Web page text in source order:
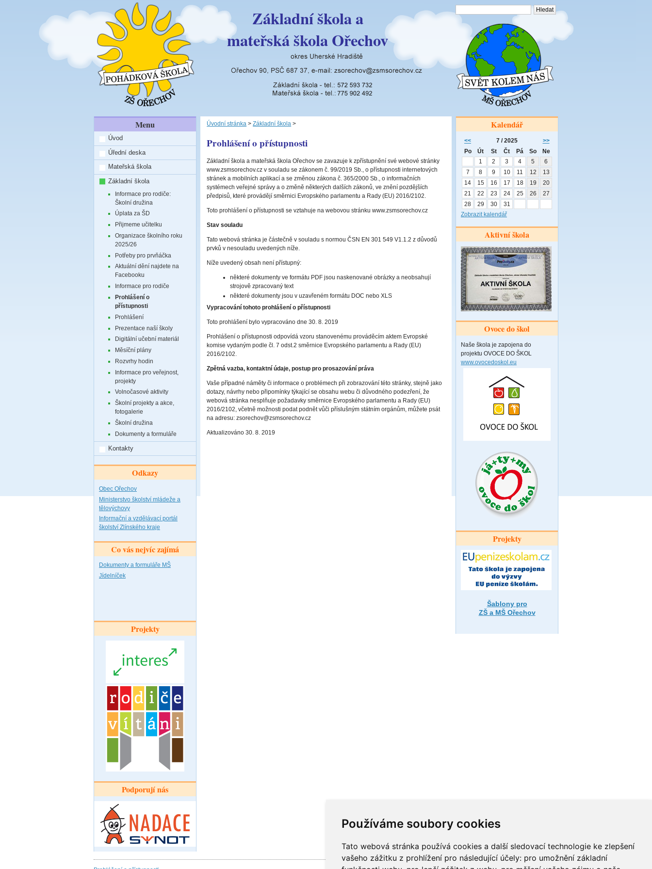
Používáme soubory cookies
Tato webová stránka používá cookies a další sledovací technologie ke zlepšení
vašeho zážitku z prohlížení pro následující účely: pro umožnění základní
Základní škola a
mateřská škola Ořechov
Kalendář
<< 7 / 2025
>>
Po
Út St Čt Pá So
Ne
1
2 3 4 5
6
7
8 9 10 11 12
13
14
15 16 17 18 19
20
21
22 23 24 25 26
27
28
29 30
31
Zobrazit kalendář
Aktivní škola
Ovoce do škol
Naše škola je zapojena do
projektu OVOCE DO ŠKOL
www.ovocedoskol.eu
Projekty
Šablony pro
ZŠ a MŠ Ořechov
Menu
Úvod
Úřední deska
Mateřská škola
Základní škola
Informace pro rodiče:
Školní družina
Úplata za ŠD
Přijmeme učitelku
Organizace školního roku
2025/26
Potřeby pro prvňáčka
Aktuální dění najdete na
Facebooku
Informace pro rodiče
Prohlášení o
přístupnosti
Prohlášení
Prezentace naší školy
Digitální učební materiál
Měsíční plány
Rozvrhy hodin
Informace pro veřejnost,
projekty
Volnočasové aktivity
Školní projekty a akce,
fotogalerie
Školní družina
Dokumenty a formuláře
Kontakty
Odkazy
Obec Ořechov
Ministerstvo školství mládeže a
tělovýchovy
Informační a vzdělávací portál
školství Zlínského kraje
Co vás nejvíc zajímá
Dokumenty a formuláře MŠ
Jídelníček
Projekty
Podporují nás
Úvodní stránka >Základní škola >
Prohlášení o přístupnosti
Základní škola a mateřská škola Ořechov se zavazuje k zpřístupnění své webové stránky
www.zsmsorechov.cz v souladu se zákonem č. 99/2019 Sb., o přístupnosti internetových
stránek a mobilních aplikací a se změnou zákona č. 365/2000 Sb., o informačních
systémech veřejné správy a o změně některých dalších zákonů, ve znění pozdějších
předpisů, které provádějí směrnici Evropského parlamentu a Rady (EU) 2016/2102.
Toto prohlášení o přístupnosti se vztahuje na webovou stránku www.zsmsorechov.cz
Stav souladu
Tato webová stránka je částečně v souladu s normou ČSN EN 301 549 V1.1.2 z důvodů
prvků v nesouladu uvedených níže.
Níže uvedený obsah není přístupný:
některé dokumenty ve formátu PDF jsou naskenované obrázky a neobsahují
strojově zpracovaný text
některé dokumenty jsou v uzavřeném formátu DOC nebo XLS
Vypracování tohoto prohlášení o přístupnosti
Toto prohlášení bylo vypracováno dne 30. 8. 2019
Prohlášení o přístupnosti odpovídá vzoru stanovenému prováděcím aktem Evropské
komise vydaným podle čl. 7 odst.2 směrnice Evropského parlamentu a Rady (EU)
2016/2102.
Zpětná vazba, kontaktní údaje, postup pro prosazování práva
Vaše případné náměty či informace o problémech při zobrazování této stránky, stejně jako
dotazy, návrhy nebo připomínky týkající se obsahu webu či důvodného podezření, že
webová stránka nesplňuje požadavky směrnice Evropského parlamentu a Rady (EU)
2016/2102, včetně možnosti podat podnět vůči příslušným státním orgánům, můžete psát
na adresu: zsorechov@zsmsorechov.cz
Aktualizováno 30. 8. 2019